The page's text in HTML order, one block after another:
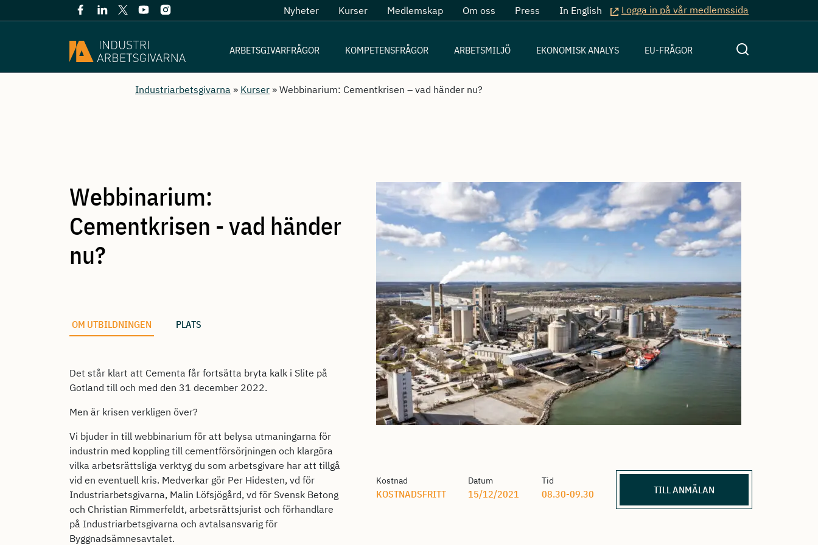
Nyheter Kurser Medlemskap Om oss Press In English Logga in på vår medlemssida
ARBETSGIVARFRÅGOR KOMPETENSFRÅGOR ARBETSMILJÖ EKONOMISK ANALYS EU-FRÅGOR
Industriarbetsgivarna » Kurser » Webbinarium: Cementkrisen – vad händer nu?
Webbinarium:
Cementkrisen - vad händer
nu?
OM UTBILDNINGEN PLATS
Det står klart att Cementa får fortsätta bryta kalk i Slite på
Gotland till och med den 31 december 2022.
Men är krisen verkligen över?
Vi bjuder in till webbinarium för att belysa utmaningarna för
industrin med koppling till cementförsörjningen och klargöra
vilka arbetsrättsliga verktyg du som arbetsgivare har att tillgå
vid en eventuell kris. Medverkar gör Per Hidesten, vd för
Industriarbetsgivarna, Malin Löfsjögård, vd för Svensk Betong
och Christian Rimmerfeldt, arbetsrättsjurist och förhandlare
på Industriarbetsgivarna och avtalsansvarig för
Byggnadsämnesavtalet.
Kostnad
KOSTNADSFRITT
Datum
15/12/2021
Tid
08.30-09.30 TILL ANMÄLAN